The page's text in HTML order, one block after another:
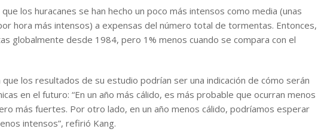
los huracanes se han hecho un poco más intensos como media (unas
hora más intensos) a expensas del número total de tormentas. Entonces,
globalmente desde 1984, pero 1% menos cuando se compara con el
los resultados de su estudio podrían ser una indicación de cómo serán
en el futuro: “En un año más cálido, es más probable que ocurran menos
más fuertes. Por otro lado, en un año menos cálido, podríamos esperar
intensos”, refirió Kang.